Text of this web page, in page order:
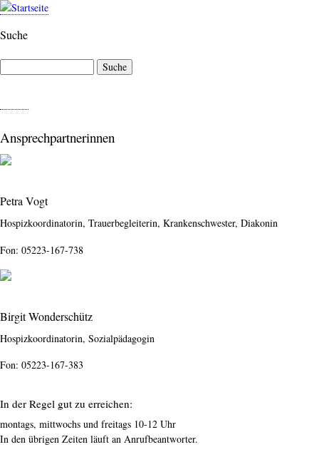
Direkt
Inhalt
Suche
E
Ü
Ansprechpartnerinnen
Petra Vogt
Hospizkoordinatorin, Trauerbegleiterin, Krankenschwester, Diakonin
Fon: 05223-167-738
Birgit Wonderschütz
Hospizkoordinatorin, Sozialpädagogin
Fon: 05223-167-383
In der Regel gut zu erreichen:
montags, mittwochs und freitags 10-12 Uhr
In den übrigen Zeiten läuft an Anrufbeantworter.